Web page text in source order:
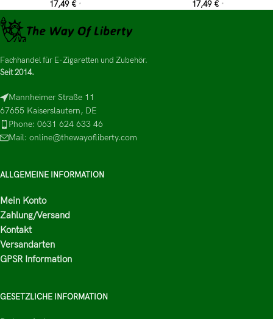
17,49 € * 17,49 € *
Fachhandel für E-Zigaretten und Zubehör.
Seit 2014.
Mannheimer Straße 11
67655 Kaiserslautern, DE
Phone: 0631 624 633 46
Mail: online@thewayofliberty.com
ALLGEMEINE INFORMATION
Mein Konto
Zahlung/Versand
Kontakt
Versandarten
GPSR Information
GESETZLICHE INFORMATION